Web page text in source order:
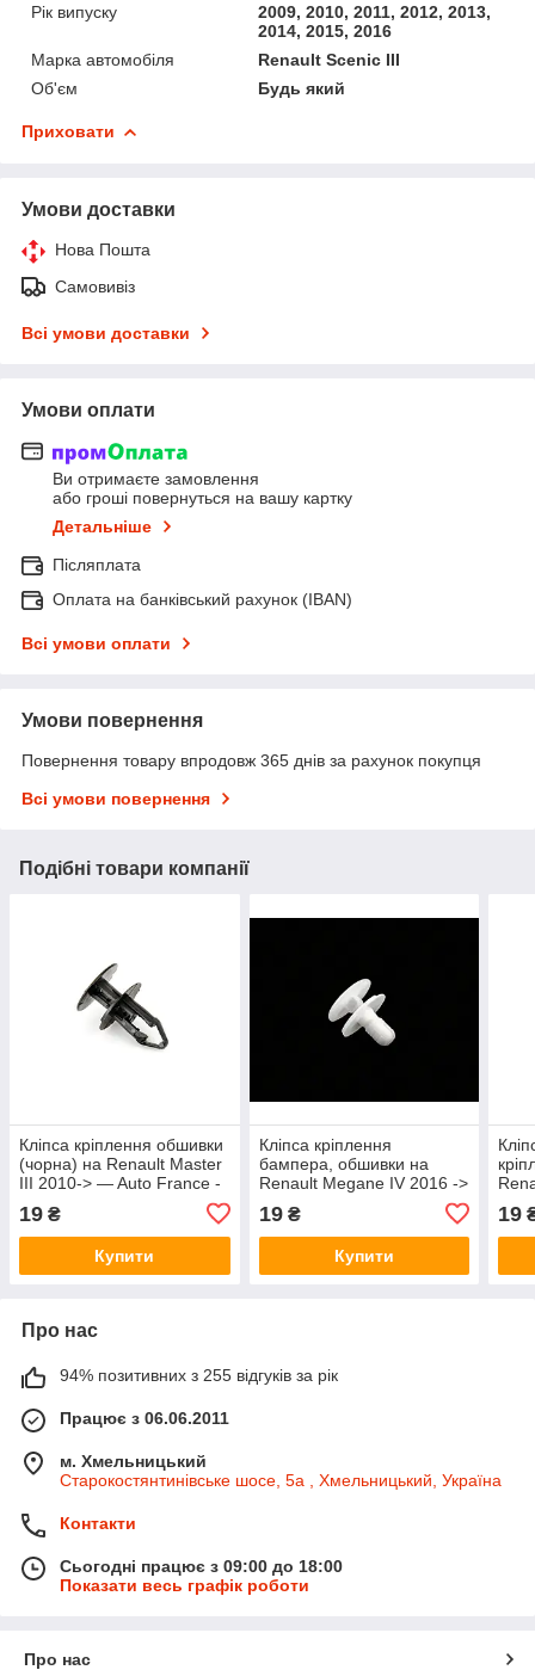
Рік випуску
2009, 2010, 2011, 2012, 2013,
2014, 2015, 2016
Марка автомобіля
Renault Scenic III
Об'єм
Будь який
Приховати
Умови доставки
Нова Пошта
Самовивіз
Всі умови доставки
Умови оплати
Ви отримаєте замовлення
або гроші повернуться на вашу картку
Детальніше
Післяплата
Оплата на банківський рахунок (IBAN)
Всі умови оплати
Умови повернення
Повернення товару впродовж 365 днів за рахунок покупця
Всі умови повернення
Подібні товари компанії
Кліпса кріплення обшивки
(чорна) на Renault Master
III 2010-> — Auto France -
19 ₴
Купити
Кліпса кріплення
бампера, обшивки на
Renault Megane IV 2016 ->
19₴
Купити
19
Про нас
94% позитивних з 255 відгуків за рік
Працює з 06.06.2011
м. Хмельницький
Старокостянтинівське шосе, 5а , Хмельницький, Україна
Контакти
Сьогодні працює з 09:00 до 18:00
Показати весь графік роботи
Про нас